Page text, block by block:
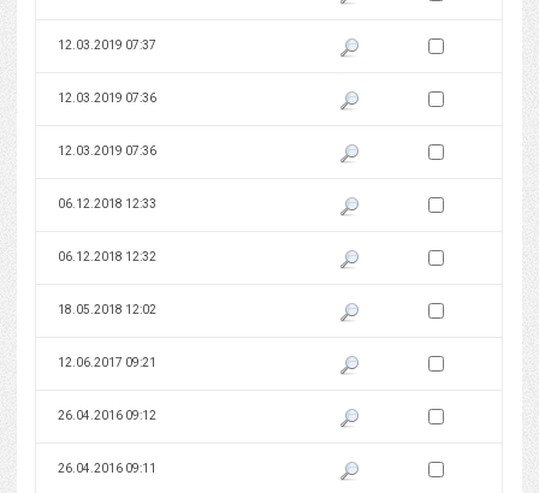
12.03.2019 07:37 Pokaż podgląd wersji z dnia
Zaznacz wersję do
12.03.2019 07:36 Pokaż podgląd wersji z dnia
Zaznacz wersję do
12.03.2019 07:36 Pokaż podgląd wersji z dnia
Zaznacz wersję do
06.12.2018 12:33 Pokaż podgląd wersji z dnia
Zaznacz wersję do
06.12.2018 12:32 Pokaż podgląd wersji z dnia
Zaznacz wersję do
18.05.2018 12:02 Pokaż podgląd wersji z dnia
Zaznacz wersję do
12.06.2017 09:21 Pokaż podgląd wersji z dnia
Zaznacz wersję do
26.04.2016 09:12 Pokaż podgląd wersji z dnia
Zaznacz wersję do
26.04.2016 09:11 Pokaż podgląd wersji z dnia
Zaznacz wersję do